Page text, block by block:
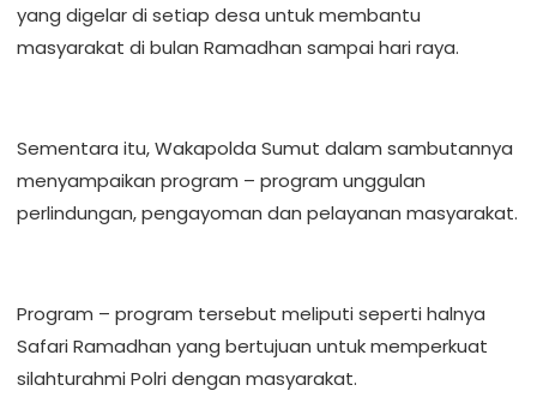
yang digelar di setiap desa untuk membantu
masyarakat di bulan Ramadhan sampai hari raya.
Sementara itu, Wakapolda Sumut dalam sambutannya
menyampaikan program – program unggulan
perlindungan, pengayoman dan pelayanan masyarakat.
Program – program tersebut meliputi seperti halnya
Safari Ramadhan yang bertujuan untuk memperkuat
silahturahmi Polri dengan masyarakat.